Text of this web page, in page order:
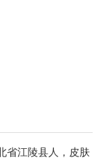
+
省江陵县人，皮肤